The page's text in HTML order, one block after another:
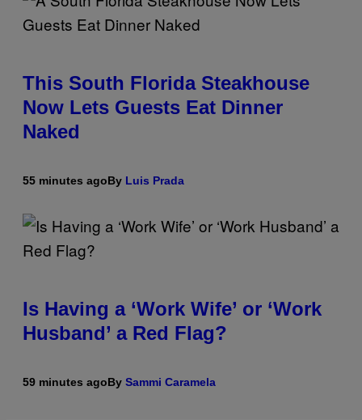
This South Florida Steakhouse
Now Lets Guests Eat Dinner
Naked
55 minutes agoBy Luis Prada
Is Having a ‘Work Wife’ or ‘Work
Husband’ a Red Flag?
59 minutes agoBy Sammi Caramela